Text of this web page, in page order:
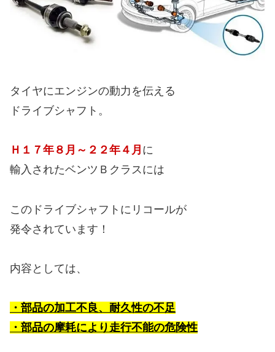
タイヤにエンジンの動力を伝える
ドライブシャフト。
Ｈ１７年８月～２２年４月 に
輸入されたベンツＢクラスには
このドライブシャフトにリコールが
発令されています！
内容としては、
・部品の加工不良、耐久性の不足
・部品の摩耗により走行不能の危険性